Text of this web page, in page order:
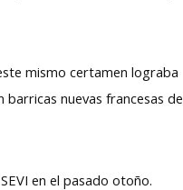
mismo certamen lograba
nuevas francesas de
en el pasado otoño.